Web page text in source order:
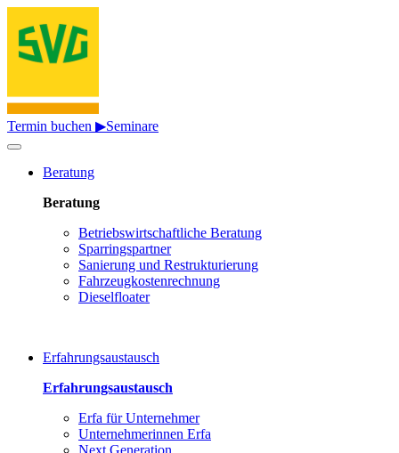
Termin buchen ▶Seminare
Beratung
Beratung
Betriebswirtschaftliche Beratung
Sparringspartner
Sanierung und Restrukturierung
Fahrzeugkostenrechnung
Dieselfloater
Erfahrungsaustausch
Erfahrungsaustausch
Erfa für Unternehmer
Unternehmerinnen Erfa
Next Generation